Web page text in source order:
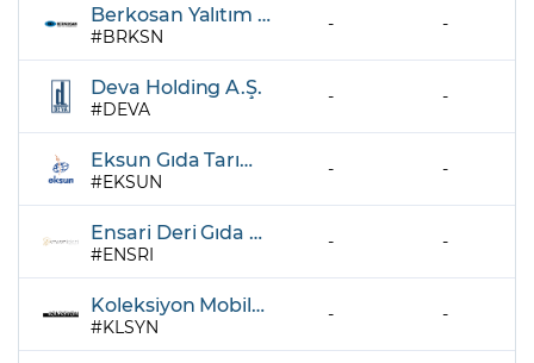
Berkosan Yalıtım ve Tecrit Maddeleri Üretim ve Ticaret A.Ş.
BRKSN
- -
Deva Holding A.Ş.
DEVA
- -
Eksun Gıda Tarım Sanayi ve Ticaret A.Ş.
EKSUN
- -
Ensari Deri Gıda Sanayi ve Ticaret A.Ş.
ENSRI
- -
Koleksiyon Mobilya Sanayi A.Ş.
KLSYN
- -